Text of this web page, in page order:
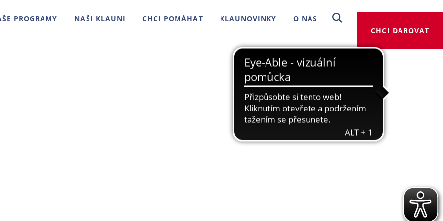
CHCI DAROVAT
PROGRAMY NAŠI KLAUNI CHCI POMÁHAT KLAUNOVINKY O NÁS